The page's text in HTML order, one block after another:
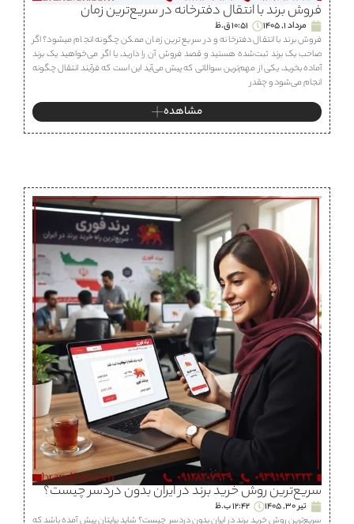
فروش برند با انتقال دفترخانه در سریع‌ترین زمان
مرداد 1, 1405
10:51 ق.ظ
فروش برند با انتقال دفترخانه و در سریع ترین زمان ممکن چگونه انجام میشود؟ اگر
صاحب یک برند ثبت‌شده هستید و قصد فروش آن را دارید، یا اگر می‌خواهید یک برند
آماده بخرید، یکی از مهم‌ترین سوالاتی که پیش می‌آید این است که فرآیند انتقال چگونه
انجام می‌شود و چقدر
مشاهده
سریع‌ترین روش خرید برند در ایران بدون دردسر چیست؟
تیر 30, 1405
12:42 ب.ظ
سریع‌ترین روش خرید برند در ایران بدون دردسر چیست؟ شاید برایتان پیش آمده باشد که